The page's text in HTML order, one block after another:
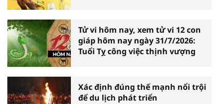
Tử vi hôm nay, xem tử vi 12 con
giáp hôm nay ngày 31/7/2026:
Tuổi Tỵ công việc thịnh vượng
Xác định đúng thế mạnh nổi trội
để du lịch phát triển